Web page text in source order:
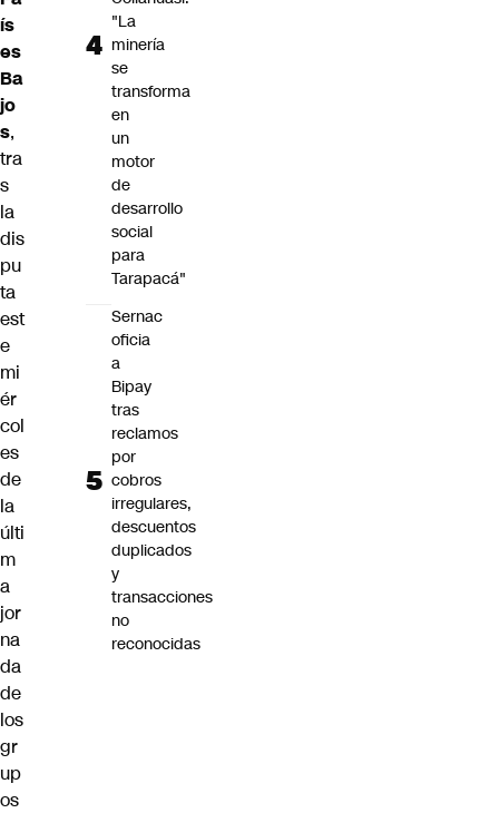
ís
es
Ba
jo
s,
tra
s
la
dis
pu
ta
est
e
mi
ér
col
es
de
la
últi
m
a
jor
na
da
de
los
gr
up
os
"La
minería
se
transforma
en
un
motor
de
desarrollo
social
para
Tarapacá"
Sernac
oficia
a
Bipay
tras
reclamos
por
cobros
irregulares,
descuentos
duplicados
y
transacciones
no
reconocidas